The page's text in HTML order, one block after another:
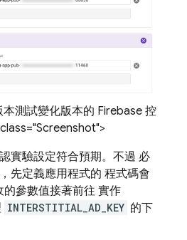
測試變化版本的 Firebase 控
認實驗設定符合預期。不過 必
先定義應用程式的 程式碼會
參數值接著前往 實作
INTERSTITIAL_AD_KEY 的下